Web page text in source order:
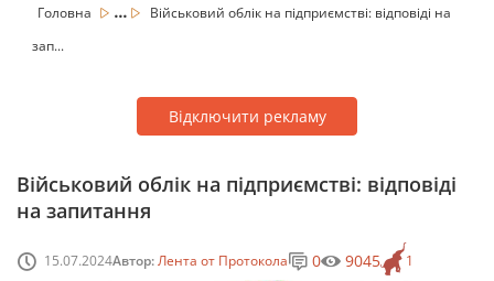
Головна ...
Військовий облік на підприємстві: відповіді на
зап...
Відключити рекламу
Військовий облік на підприємстві: відповіді
на запитання
15.07.2024Автор:Лента от Протокола 1
0 9045